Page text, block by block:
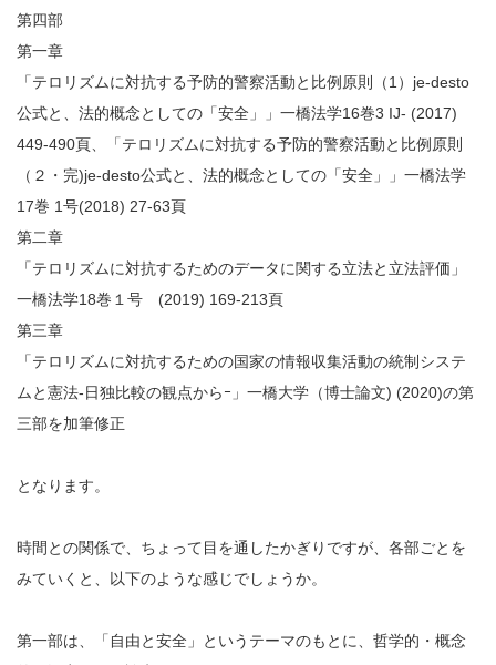
第四部
第一章
「テロリズムに対抗する予防的警察活動と比例原則（1）je-desto
公式と、法的概念としての「安全」」一橋法学16巻3 IJ- (2017)
449-490頁、「テロリズムに対抗する予防的警察活動と比例原則
（２・完)je-desto公式と、法的概念としての「安全」」一橋法学
17巻 1号(2018) 27-63頁
第二章
「テロリズムに対抗するためのデータに関する立法と立法評価」
一橋法学18巻１号 (2019) 169-213頁
第三章
「テロリズムに対抗するための国家の情報収集活動の統制システ
ムと憲法-日独比較の観点からｰ」一橋大学（博士論文) (2020)の第
三部を加筆修正
となります。
時間との関係で、ちょって目を通したかぎりですが、各部ごとを
みていくと、以下のような感じでしょうか。
第一部は、「自由と安全」というテーマのもとに、哲学的・概念